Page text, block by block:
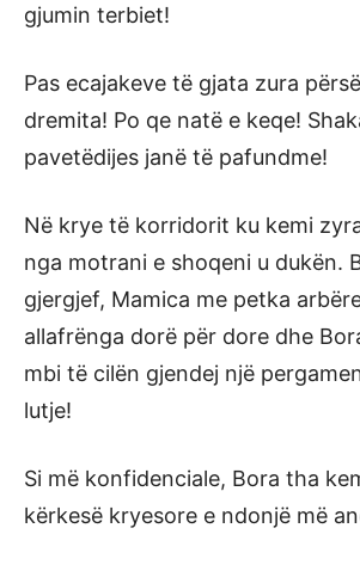
gjumin terbiet!
Pas ecajakeve të gjata zura
dremita! Po qe natë e keqe!
pavetëdijes janë të pafundme!
Në krye të korridorit ku kemi
nga motrani e shoqeni u dukën.
gjergjef, Mamica me petka
allafrënga dorë për dore dhe
mbi të cilën gjendej një
lutje!
Si më konfidenciale, Bora tha
kërkesë kryesore e ndonjë më